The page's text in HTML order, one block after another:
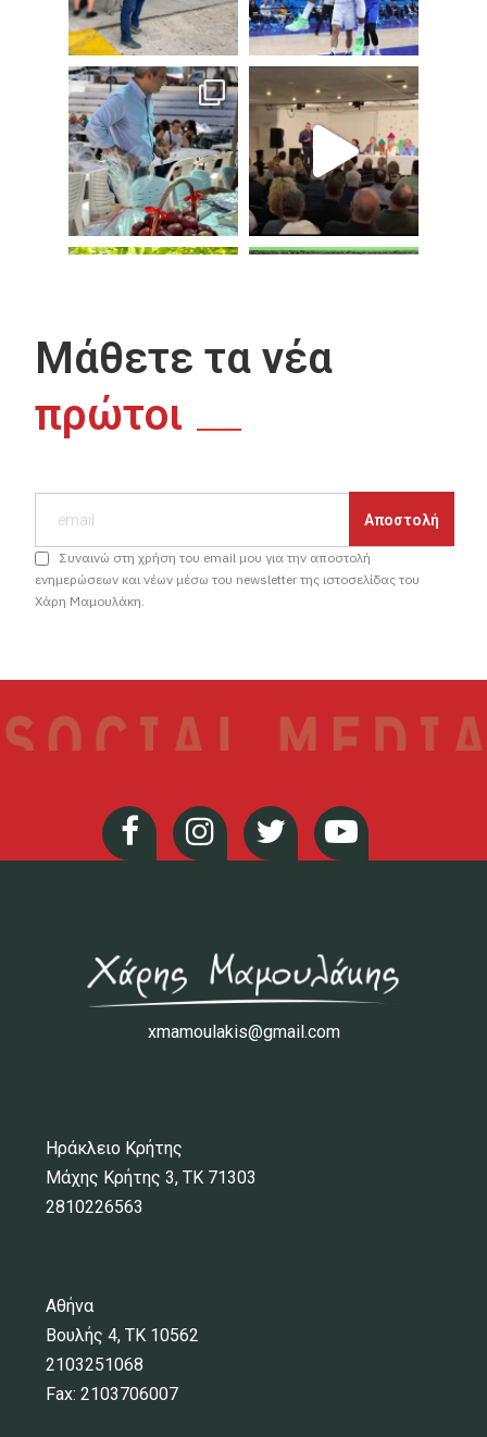
Μάθετε τα νέα
πρώτοι
Συναινώ στη χρήση του email μου για την αποστολή
ενημερώσεων και νέων μέσω του newsletter της ιστοσελίδας του
Χάρη Μαμουλάκη.
xmamoulakis@gmail.com
Ηράκλειο Κρήτης
Μάχης Κρήτης 3, ΤΚ 71303
2810226563
Αθήνα
Βουλής 4, ΤΚ 10562
2103251068
Fax: 2103706007